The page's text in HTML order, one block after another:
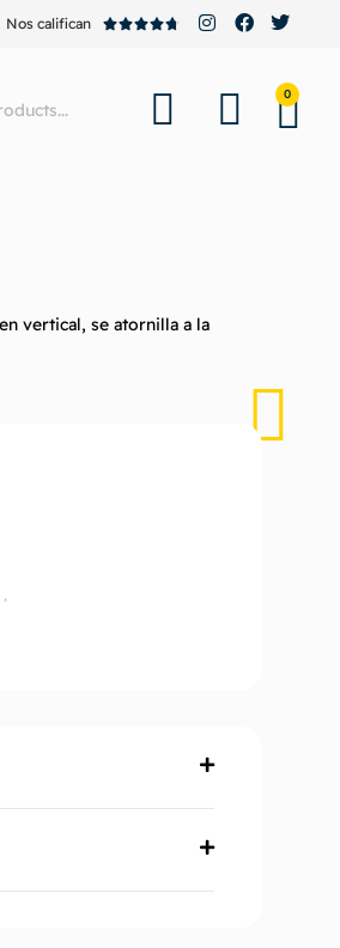
Nos califican 
0
vertical, se atornilla a la